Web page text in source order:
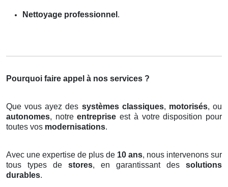
Nettoyage professionnel .
Pourquoi faire appel à nos services ?
Que vous ayez des systèmes classiques, motorisés, ou
autonomes, notreentreprise est à votre disposition pour
toutes vos modernisations.
Avec une expertise de plus de 10 ans, nous intervenons sur
tous types de stores, en garantissant des solutions
durables.